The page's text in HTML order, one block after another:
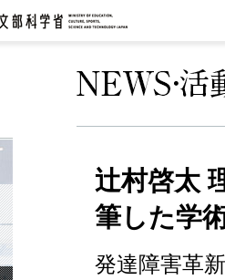
辻村啓太
筆した学
発達障害革